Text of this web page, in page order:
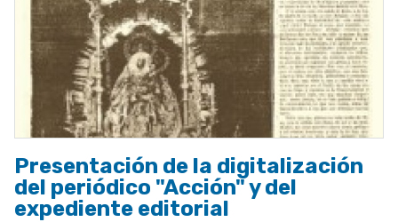
Presentación de la digitalización
del periódico "Acción" y del
expediente editorial